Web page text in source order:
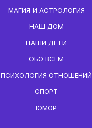
МАГИЯ И АСТРОЛОГИЯ
НАШ ДОМ
НАШИ ДЕТИ
ОБО ВСЕМ
ПСИХОЛОГИЯ ОТНОШЕНИЙ
СПОРТ
ЮМОР